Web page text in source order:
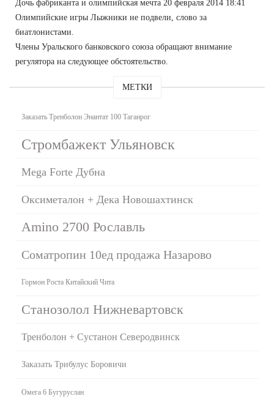
Дочь фабриканта и олимпийская мечта 20 февраля 2014 18:41
Олимпийские игры Лыжники не подвели, слово за
биатлонистами.
Члены Уральского банковского союза обращают внимание
регулятора на следующее обстоятельство.
МЕТКИ
Заказать Тренболон Энантат 100 Таганрог
Стромбажект Ульяновск
Mega Forte Дубна
Оксиметалон + Дека Новошахтинск
Amino 2700 Рославль
Cоматропин 10ед продажа Назарово
Гормон Роста Китайский Чита
Станозолол Нижневартовск
Тренболон + Сустанон Северодвинск
Заказать Трибулус Боровичи
Омега 6 Бугуруслан